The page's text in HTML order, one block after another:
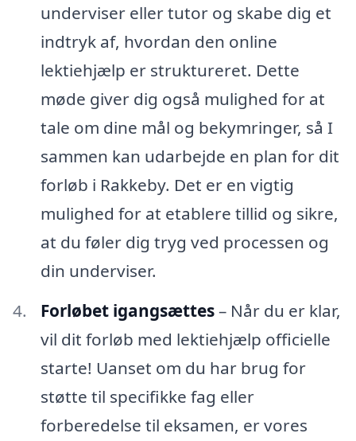
underviser eller tutor og skabe dig et
indtryk af, hvordan den online
lektiehjælp er struktureret. Dette
møde giver dig også mulighed for at
tale om dine mål og bekymringer, så I
sammen kan udarbejde en plan for dit
forløb i Rakkeby. Det er en vigtig
mulighed for at etablere tillid og sikre,
at du føler dig tryg ved processen og
din underviser.
Forløbet igangsættes– Når du er klar,
vil dit forløb med lektiehjælp officielle
starte! Uanset om du har brug for
støtte til specifikke fag eller
forberedelse til eksamen, er vores